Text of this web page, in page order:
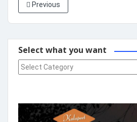
Previous
Select what you want
Select what you want